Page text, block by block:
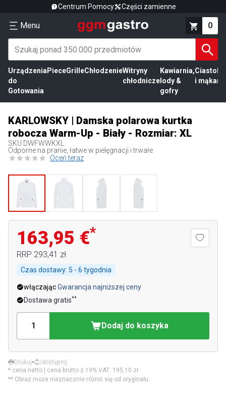
Centrum Pomocy Części zamienne
Menu 0
Urządzenia
do
Gotowania
PieceGrilleChłodzenieWitryny
chłodnicze
Kawiarnia,
lody &
gofry
Ciasto
i mąka
KARLOWSKY | Damska polarowa kurtka
robocza Warm-Up - Biały - Rozmiar: XL
SKU DWFWWKXL
Odporne na pranie, łatwe w pielęgnacji i trwałe
Oceń teraz
163,95 €*
RRP 293,41 zł
Czas dostawy: 5 - 6 tygodnia
włączającGwarancja najniższej ceny
Dostawa gratis**
Dodaj do koszyka
Drukuj
Udostępnij
* cena netto | cena brutto z 19% VAT: 195,10 zł
** Obraz może nieznacznie różnić się od oryginału.